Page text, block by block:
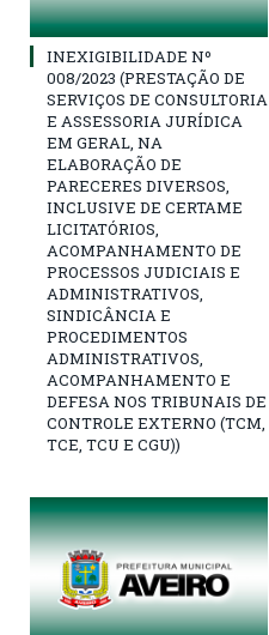
INEXIGIBILIDADE Nº
008/2023 (PRESTAÇÃO DE
SERVIÇOS DE CONSULTORIA
E ASSESSORIA JURÍDICA
EM GERAL, NA
ELABORAÇÃO DE
PARECERES DIVERSOS,
INCLUSIVE DE CERTAME
LICITATÓRIOS,
ACOMPANHAMENTO DE
PROCESSOS JUDICIAIS E
ADMINISTRATIVOS,
SINDICÂNCIA E
PROCEDIMENTOS
ADMINISTRATIVOS,
ACOMPANHAMENTO E
DEFESA NOS TRIBUNAIS DE
CONTROLE EXTERNO (TCM,
TCE, TCU E CGU))